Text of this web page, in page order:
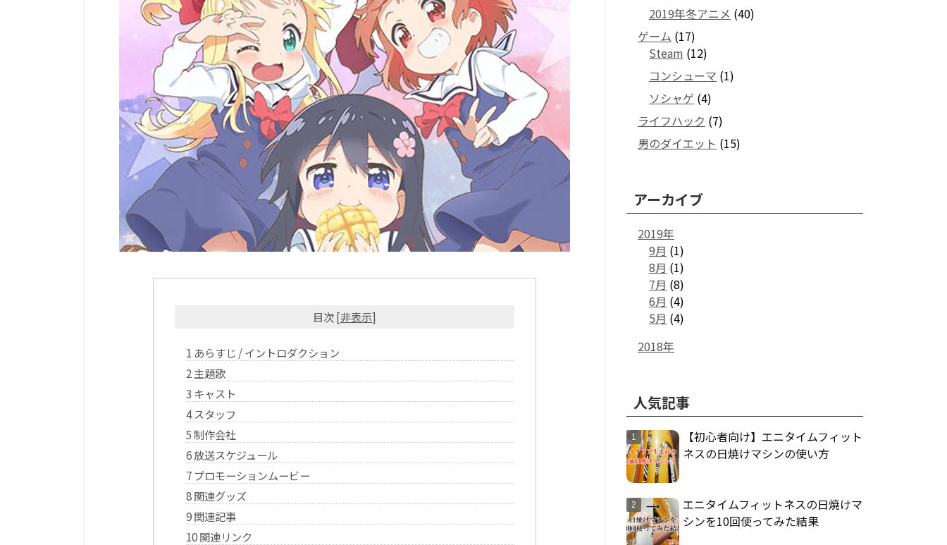
目次[非表示]
1 あらすじ / イントロダクション
2主題歌
3 キャスト
4スタッフ
5制作会社
6放送スケジュール
7プロモーションムービー
8関連グッズ
9関連記事
10関連リンク
2019年冬アニメ (40)
ゲーム (17)
Steam (12)
コンシューマ (1)
ソシャゲ (4)
ライフハック (7)
男のダイエット (15)
アーカイブ
2019年
9月 (1)
8月 (1)
7月 (8)
6月 (4)
5月 (4)
2018年
人気記事
【初心者向け】エニタイムフィット
ネスの日焼けマシンの使い方
エニタイムフィットネスの日焼けマ
シンを10回使ってみた結果